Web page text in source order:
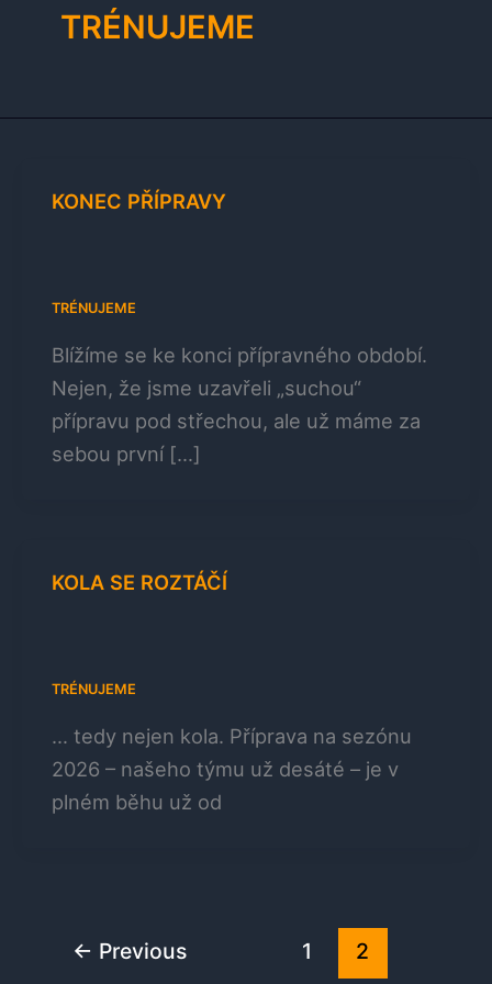
TRÉNUJEME
KONEC PŘÍPRAVY
TRÉNUJEME
Blížíme se ke konci přípravného období.
Nejen, že jsme uzavřeli „suchou“
přípravu pod střechou, ale už máme za
sebou první […]
KOLA SE ROZTÁČÍ
TRÉNUJEME
… tedy nejen kola. Příprava na sezónu
2026 – našeho týmu už desáté – je v
plném běhu už od
← Previous 1 2